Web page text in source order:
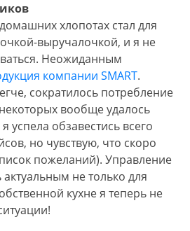
хлопотах стал для
выручалочкой, и я не
Неожиданным
компании SMART.
сократилось потребление
вообще удалось
успела обзавестись всего
но чувствую, что скоро
пожеланий). Управление
не только для
кухне я теперь не